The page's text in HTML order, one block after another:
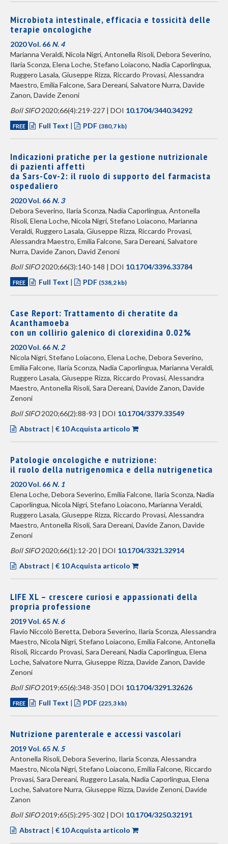
Microbiota intestinale, efficacia e tossicità delle
terapie oncologiche
2020 Vol. 66 N. 4
Marianna Veraldi, Nicola Nigri, Antonella Risoli, Debora Severino,
Ilaria Sconza, Elena Loche, Stefano Loiacono, Nadia Caporlingua,
Ruggero Lasala, Giuseppe Rizza, Riccardo Provasi, Alessandra
Maestro, Emilia Falcone, Sara Dereani, Salvatore Nurra, Davide
Zanon, Davide Zenoni
Boll SIFO2020;66(4):219-227 | DOI 10.1704/3440.34292
FREE Full Text | PDF (380,7 kb)
Indicazioni pratiche per la gestione nutrizionale
di pazienti affetti
da Sars-Cov-2: il ruolo di supporto del farmacista
ospedaliero
2020 Vol. 66 N. 3
Debora Severino, Ilaria Sconza, Nadia Caporlingua, Antonella
Risoli, Elena Loche, Nicola Nigri, Stefano Loiacono, Marianna
Veraldi, Ruggero Lasala, Giuseppe Rizza, Riccardo Provasi,
Alessandra Maestro, Emilia Falcone, Sara Dereani, Salvatore
Nurra, Davide Zanon, David Zenoni
Boll SIFO2020;66(3):140-148 | DOI 10.1704/3396.33784
FREE Full Text | PDF (538,2 kb)
Case Report: Trattamento di cheratite da
Acanthamoeba
con un collirio galenico di clorexidina 0.02%
2020 Vol. 66 N. 2
Nicola Nigri, Stefano Loiacono, Elena Loche, Debora Severino,
Emilia Falcone, Ilaria Sconza, Nadia Caporlingua, Marianna Veraldi,
Ruggero Lasala, Giuseppe Rizza, Riccardo Provasi, Alessandra
Maestro, Antonella Risoli, Sara Dereani, Davide Zanon, Davide
Zenoni
Boll SIFO2020;66(2):88-93 | DOI 10.1704/3379.33549
Abstract | € 10 Acquista articolo
Patologie oncologiche e nutrizione:
il ruolo della nutrigenomica e della nutrigenetica
2020 Vol. 66 N. 1
Elena Loche, Debora Severino, Emilia Falcone, Ilaria Sconza, Nadia
Caporlingua, Nicola Nigri, Stefano Loiacono, Marianna Veraldi,
Ruggero Lasala, Giuseppe Rizza, Riccardo Provasi, Alessandra
Maestro, Antonella Risoli, Sara Dereani, Davide Zanon, Davide
Zenoni
Boll SIFO2020;66(1):12-20 | DOI 10.1704/3321.32914
Abstract | € 10 Acquista articolo
LIFE XL – crescere curiosi e appassionati della
propria professione
2019 Vol. 65 N. 6
Flavio Niccolò Beretta, Debora Severino, Ilaria Sconza, Alessandra
Maestro, Nicola Nigri, Stefano Loiacono, Emilia Falcone, Antonella
Risoli, Riccardo Provasi, Sara Dereani, Nadia Caporlingua, Elena
Loche, Salvatore Nurra, Giuseppe Rizza, Davide Zanon, Davide
Zenoni
Boll SIFO2019;65(6):348-350 | DOI 10.1704/3291.32626
FREE Full Text | PDF (225,3 kb)
Nutrizione parenterale e accessi vascolari
2019 Vol. 65 N. 5
Antonella Risoli, Debora Severino, Ilaria Sconza, Alessandra
Maestro, Nicola Nigri, Stefano Loiacono, Emilia Falcone, Riccardo
Provasi, Sara Dereani, Ruggero Lasala, Nadia Caporlingua, Elena
Loche, Salvatore Nurra, Giuseppe Rizza, Davide Zenoni, Davide
Zanon
Boll SIFO2019;65(5):295-302 | DOI 10.1704/3250.32191
Abstract | € 10 Acquista articolo